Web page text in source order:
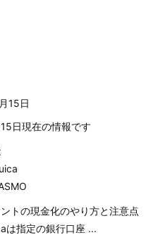
15日
日現在の情報です
トの現金化のやり方と注意点
は指定の銀行口座 ...